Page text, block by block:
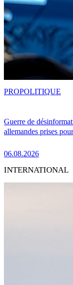
Guerre de
allemandes prises
06.08.2026
PROPOLITIQUE
INTERNATIONAL